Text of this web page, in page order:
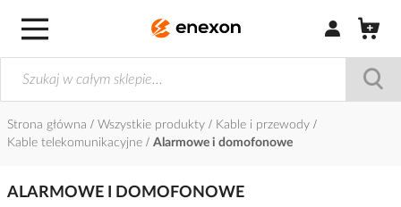
Zaloguj się /
Strona główna Wszystkie produkty
Kable i przewody
Kable telekomunikacyjne
Alarmowe i domofonowe
ALARMOWE I DOMOFONOWE